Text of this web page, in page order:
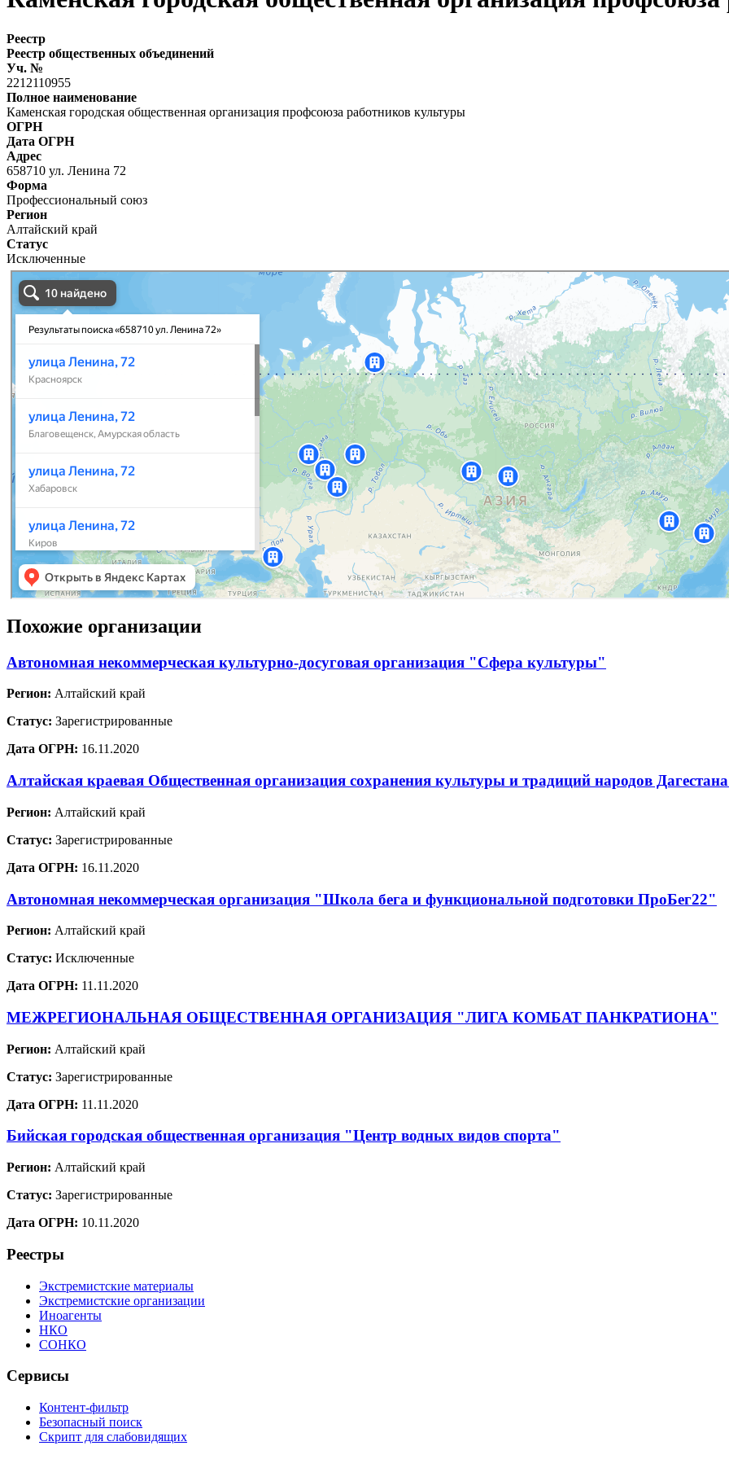
Реестр
Реестр общественных объединений
Уч. №
2212110955
Полное наименование
Каменская городская общественная организация профсоюза работников культуры
ОГРН
Дата ОГРН
Адрес
658710 ул. Ленина 72
Форма
Профессиональный союз
Регион
Алтайский край
Статус
Исключенные
Похожие организации
Автономная некоммерческая культурно-досуговая организация "Сфера культуры"
Регион: Алтайский край
Статус: Зарегистрированные
Дата ОГРН: 16.11.2020
Алтайская краевая Общественная организация сохранения культуры и традиций народов
Регион: Алтайский край
Статус: Зарегистрированные
Дата ОГРН: 16.11.2020
Автономная некоммерческая организация "Школа бега и функциональной подготовки ПроБег22"
Регион: Алтайский край
Статус: Исключенные
Дата ОГРН: 11.11.2020
МЕЖРЕГИОНАЛЬНАЯ ОБЩЕСТВЕННАЯ ОРГАНИЗАЦИЯ "ЛИГА КОМБАТ ПАНКРАТИОНА"
Регион: Алтайский край
Статус: Зарегистрированные
Дата ОГРН: 11.11.2020
Бийская городская общественная организация "Центр водных видов спорта"
Регион: Алтайский край
Статус: Зарегистрированные
Дата ОГРН: 10.11.2020
Реестры
Экстремистские материалы
Экстремистские организации
Иноагенты
НКО
СОНКО
Сервисы
Контент-фильтр
Безопасный поиск
Скрипт для слабовидящих